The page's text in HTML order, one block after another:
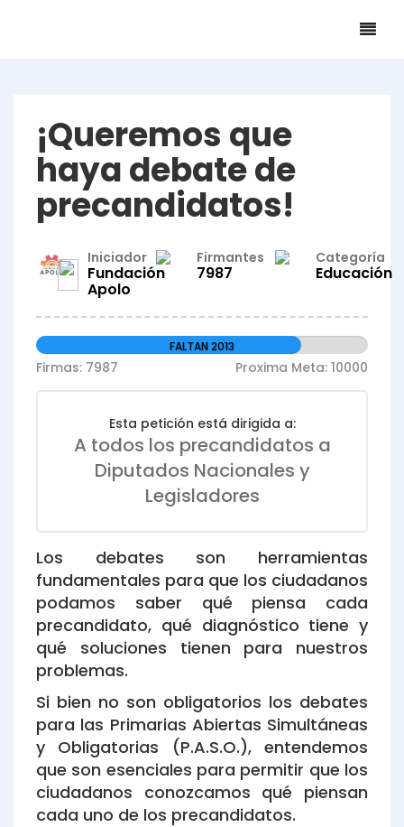
¡Queremos que
haya debate de
precandidatos!
Iniciador
Fundación
Apolo
Firmantes
7987
Categoría
Educación
FALTAN 2013
Firmas: 7987 Proxima Meta: 10000
Esta petición está dirigida a:
A todos los precandidatos a
Diputados Nacionales y
Legisladores
Los debates son herramientas
fundamentales para que los ciudadanos
podamos saber qué piensa cada
precandidato, qué diagnóstico tiene y
qué soluciones tienen para nuestros
problemas.
Si bien no son obligatorios los debates
para las Primarias Abiertas Simultáneas
y Obligatorias (P.A.S.O.), entendemos
que son esenciales para permitir que los
ciudadanos conozcamos qué piensan
cada uno de los precandidatos.